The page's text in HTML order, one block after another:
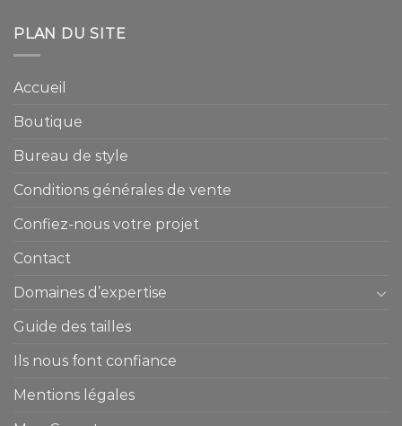
PLAN DU SITE
Accueil
Boutique
Bureau de style
Conditions générales de vente
Confiez-nous votre projet
Contact
Domaines d’expertise
Guide des tailles
Ils nous font confiance
Mentions légales